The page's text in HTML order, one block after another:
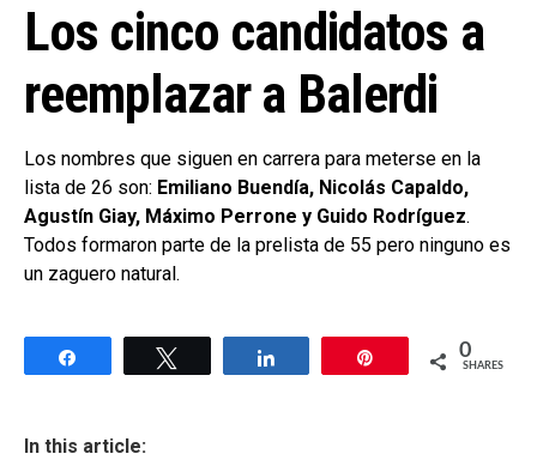
Los cinco candidatos a
reemplazar a Balerdi
Los nombres que siguen en carrera para meterse en la
lista de 26 son: Emiliano Buendía, Nicolás Capaldo,
Agustín Giay, Máximo Perrone y Guido Rodríguez.
Todos formaron parte de la prelista de 55 pero ninguno es
un zaguero natural.
0
SHARES
In this article: